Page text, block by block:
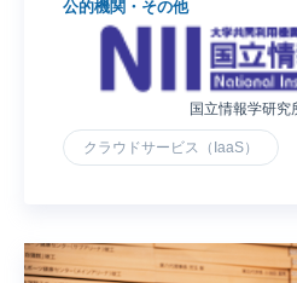
公的機関・その他
国立情報学研究
クラウドサービス（IaaS）